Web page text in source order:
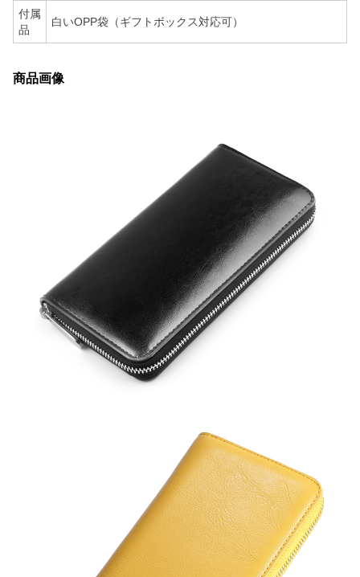
付属
品
白いOPP袋（ギフトボックス対応可）
商品画像